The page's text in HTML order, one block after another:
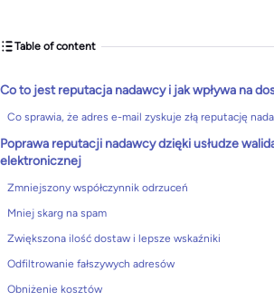
Table of content
Co to jest reputacja nadawcy i jak wpływa na
Co sprawia, że adres e-mail zyskuje złą reputację
Poprawa reputacji nadawcy dzięki usłudze
elektronicznej
Zmniejszony współczynnik odrzuceń
Mniej skarg na spam
Zwiększona ilość dostaw i lepsze wskaźniki
Odfiltrowanie fałszywych adresów
Obniżenie kosztów